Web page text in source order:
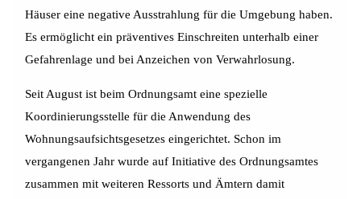
Häuser eine negative Ausstrahlung für die Umgebung haben.
Es ermöglicht ein präventives Einschreiten unterhalb einer
Gefahrenlage und bei Anzeichen von Verwahrlosung.
Seit August ist beim Ordnungsamt eine spezielle
Koordinierungsstelle für die Anwendung des
Wohnungsaufsichtsgesetzes eingerichtet. Schon im
vergangenen Jahr wurde auf Initiative des Ordnungsamtes
zusammen mit weiteren Ressorts und Ämtern damit